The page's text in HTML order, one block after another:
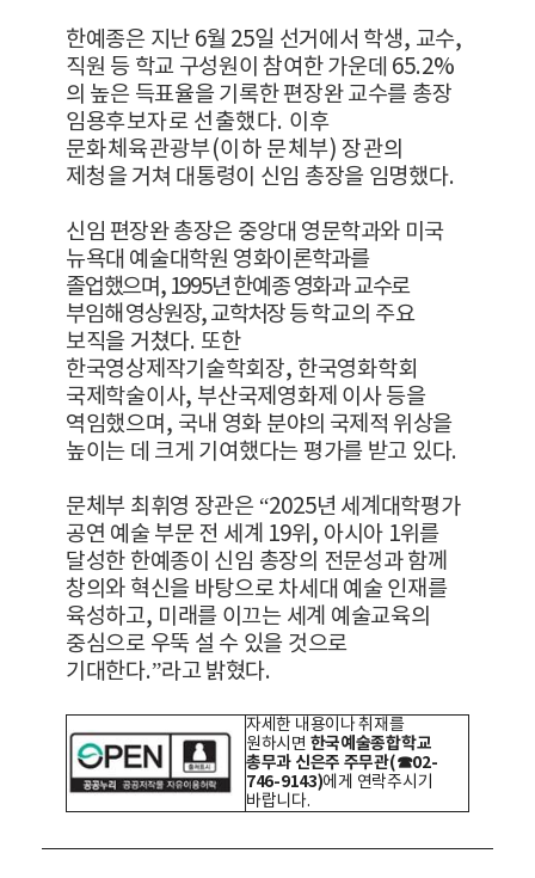
한예종은 지난 6월 25일 선거에서 학생, 교수,
직원 등 학교 구성원이 참여한 가운데 65.2%
의 높은 득표율을 기록한 편장완 교수를 총장
임용후보자로 선출했다. 이후
문화체육관광부(이하 문체부)장관의
제청을거쳐 대통령이 신임 총장을 임명했다.
신임 편장완 총장은 중앙대 영문학과와 미국
뉴욕대 예술대학원 영화이론학과를
졸업했으며, 1995년 한예종 영화과 교수로
부임해 영상원장,교학처장등학교의 주요
보직을 거쳤다. 또한
한국영상제작기술학회장, 한국영화학회
국제학술이사, 부산국제영화제 이사 등을
역임했으며 , 국내 영화 분야의 국제적 위상을
높이는 데 크게 기여했다는 평가를 받고 있다.
문체부 최휘영 장관은 “2025년 세계대학평가
공연 예술 부문 전 세계 19위 , 아시아 1위를
달성한 한예종이 신임 총장의 전문성과 함께
창의와 혁신을 바탕으로 차세대 예술 인재를
육성하고, 미래를 이끄는 세계 예술교육의
중심으로 우뚝 설 수 있을 것으로
기대한다.”라고 밝혔다.
자세한 내용이나 취재를
원하시면 한국예술종합학교
총무과 신은주 주무관(☎02-
746-9143)에게 연락주시기
바랍니다.